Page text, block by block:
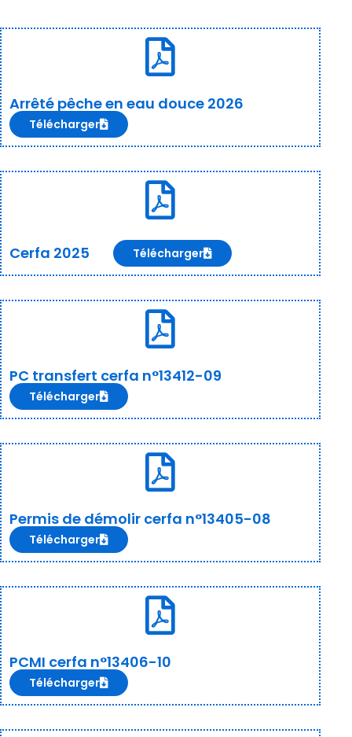
Arrêté pêche en eau douce 2026
Télécharger
Cerfa 2025 Télécharger
PC transfert cerfa n°13412-09
Télécharger
Permis de démolir cerfa n°13405-08
Télécharger
PCMI cerfa n°13406-10
Télécharger